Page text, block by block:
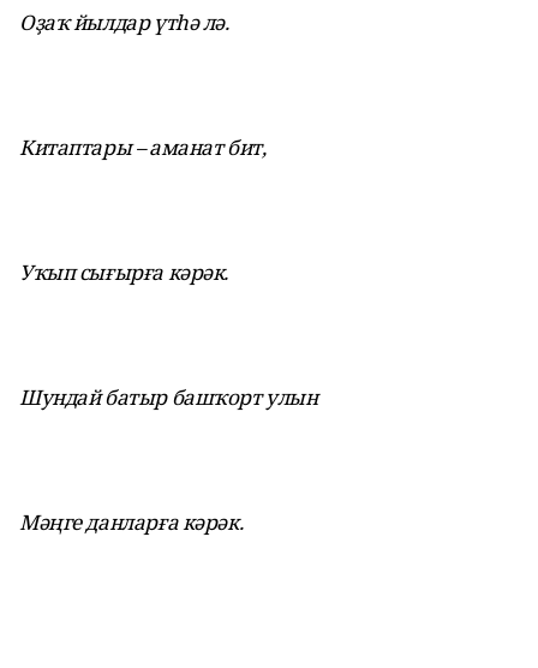
Оҙаҡ йылдар үтһә лә.
Китаптары – аманат бит,
Уҡып сығырға кәрәк.
Шундай батыр башҡорт улын
Мәңге данларға кәрәк.